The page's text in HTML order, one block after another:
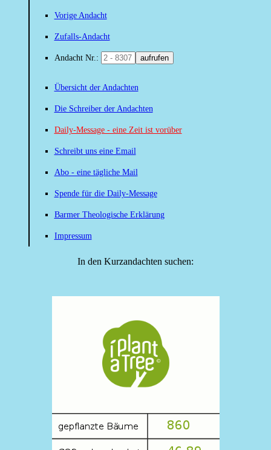
Vorige Andacht
Zufalls-Andacht
Andacht Nr.: aufrufen
Übersicht der Andachten
Die Schreiber der Andachten
Daily-Message - eine Zeit ist vorüber
Schreibt uns eine Email
Abo - eine tägliche Mail
Spende für die Daily-Message
Barmer Theologische Erklärung
Impressum
In den Kurzandachten suchen: